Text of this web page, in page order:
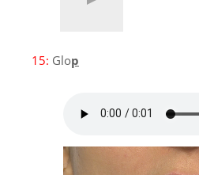
15: Glop